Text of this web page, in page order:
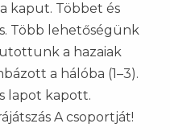
kaput. Többet és
Több lehetőségünk
a hazaiak
a hálóba (1–3).
lapot kapott.
A csoportját!